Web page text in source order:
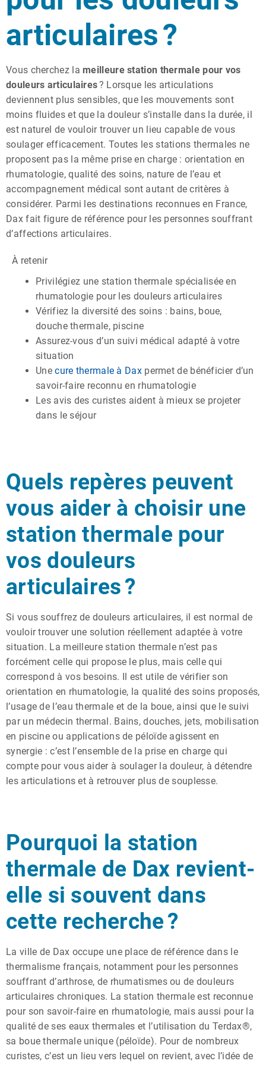
articulaires ?
Vous cherchez la meilleure station thermale pour vos
douleurs articulaires? Lorsque les articulations
deviennent plus sensibles, que les mouvements sont
moins fluides et que la douleur s’installe dans la durée, il
est naturel de vouloir trouver un lieu capable de vous
soulager efficacement. Toutes les stations thermales ne
proposent pas la même prise en charge : orientation en
rhumatologie, qualité des soins, nature de l’eau et
accompagnement médical sont autant de critères à
considérer. Parmi les destinations reconnues en France,
Dax fait figure de référence pour les personnes souffrant
d’affections articulaires.
À retenir
Privilégiez une station thermale spécialisée en
rhumatologie pour les douleurs articulaires
Vérifiez la diversité des soins : bains, boue,
douche thermale, piscine
Assurez-vous d’un suivi médical adapté à votre
situation
Unecure thermale à Daxpermet de bénéficier d’un
savoir-faire reconnu en rhumatologie
Les avis des curistes aident à mieux se projeter
dans le séjour
Quels repères peuvent
vous aider à choisir une
station thermale pour
vos douleurs
articulaires ?
Si vous souffrez de douleurs articulaires, il est normal de
vouloir trouver une solution réellement adaptée à votre
situation. La meilleure station thermale n’est pas
forcément celle qui propose le plus, mais celle qui
correspond à vos besoins. Il est utile de vérifier son
orientation en rhumatologie, la qualité des soins proposés,
l’usage de l’eau thermale et de la boue, ainsi que le suivi
par un médecin thermal. Bains, douches, jets, mobilisation
en piscine ou applications de péloïde agissent en
synergie : c’est l’ensemble de la prise en charge qui
compte pour vous aider à soulager la douleur, à détendre
les articulations et à retrouver plus de souplesse.
Pourquoi la station
thermale de Dax revient-
elle si souvent dans
cette recherche ?
La ville de Dax occupe une place de référence dans le
thermalisme français, notamment pour les personnes
souffrant d’arthrose, de rhumatismes ou de douleurs
articulaires chroniques. La station thermale est reconnue
pour son savoir-faire en rhumatologie, mais aussi pour la
qualité de ses eaux thermales et l’utilisation du Terdax®,
sa boue thermale unique (péloïde). Pour de nombreux
curistes, c’est un lieu vers lequel on revient, avec l’idée de